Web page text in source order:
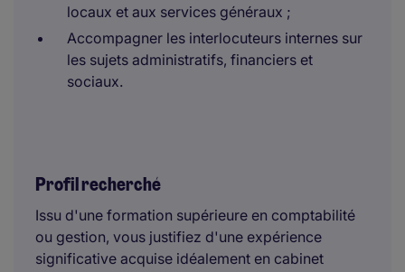
locaux et aux services généraux ;
Accompagner les interlocuteurs internes sur
les sujets administratifs, financiers et
sociaux.
Profil recherché
Issu d'une formation supérieure en comptabilité
ou gestion, vous justifiez d'une expérience
significative acquise idéalement en cabinet